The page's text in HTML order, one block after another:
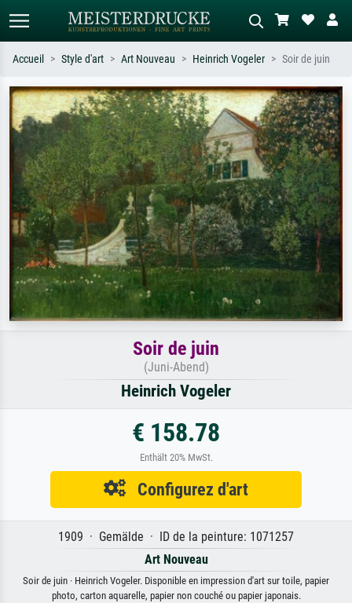
Recherche standard Recherche d'images IA
Recherchez par artiste, titre ou style –
ex. Monet, Nuit étoilée,
impressionnisme, vague de Hokusai,
nu.
Décrivez la scène – ex. prairie verte,
abstrait avec beaucoup de rouge,
tableau sombre, nu debout près d'un
arbre.
Accueil Style d'art Art Nouveau Heinrich Vogeler Soir de juin
Soir de juin
(Juni-Abend)
Heinrich Vogeler
€ 158.78
Enthält 20% MwSt.
Configurez d'art
1909 · Gemälde · ID de la peinture: 1071257
Art Nouveau
Soir de juin · Heinrich Vogeler. Disponible en impression d'art sur toile, papier
photo, carton aquarelle, papier non couché ou papier japonais.